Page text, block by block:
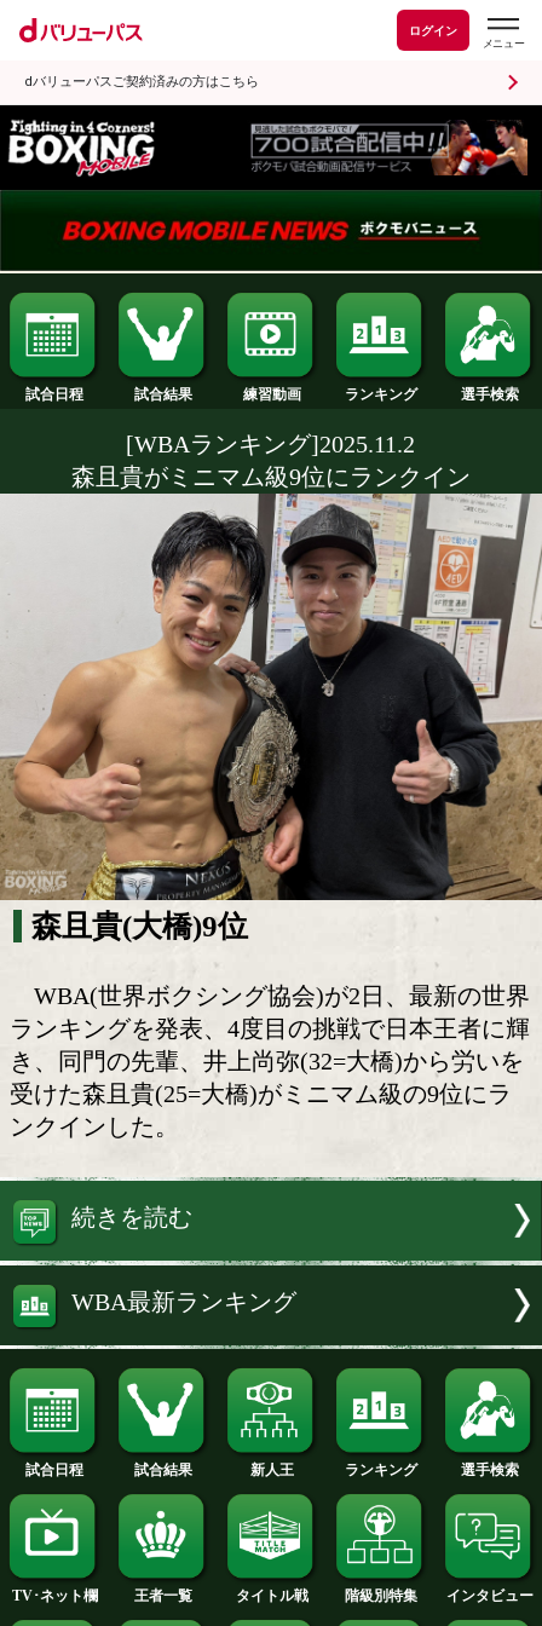
ログイン
dバリューパスご契約済みの方はこちら
試合日程 試合結果 練習動画 ランキング
[WBAランキング]2025.11.2
森且貴がミニマム級9位にランク
森且貴(大橋)9位
WBA(世界ボクシング協会)が2日、最
ランキングを発表、4度目の挑戦で日本
き、同門の先輩、井上尚弥(32=大橋)か
受けた森且貴(25=大橋)がミニマム級の9
ンクインした。
続きを読む
WBA最新ランキング